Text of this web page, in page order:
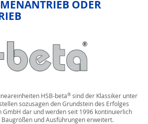
ODER
HSB-beta® sind der Klassiker unter
sozusagen den Grundstein des Erfolges
GmbH dar und werden seit 1996 kontinuierlich
und Ausführungen erweitert.